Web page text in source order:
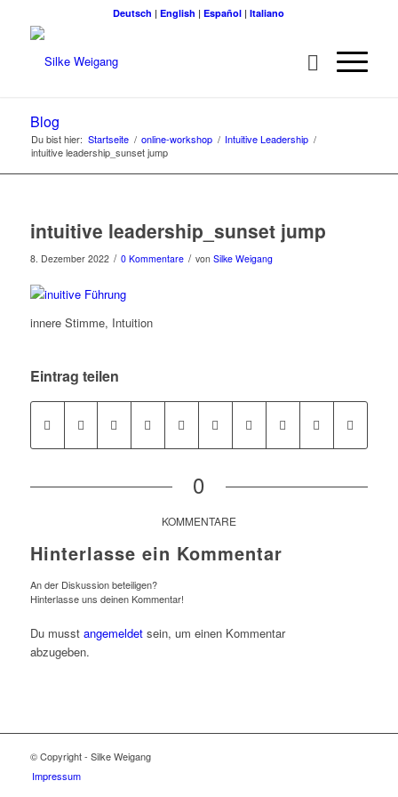
Deutsch |English |Español |Italiano
Blog
Du bist hier: Startseite / online-workshop / Intuitive Leadership /
intuitive leadership_sunset jump
intuitive leadership_sunset jump
8. Dezember 2022 / 0 Kommentare / von Silke Weigang
innere Stimme, Intuition
Eintrag teilen
0
KOMMENTARE
Hinterlasse ein Kommentar
An der Diskussion beteiligen?
Hinterlasse uns deinen Kommentar!
Du musst angemeldetsein, um einen Kommentar
abzugeben.
© Copyright - Silke Weigang
Impressum